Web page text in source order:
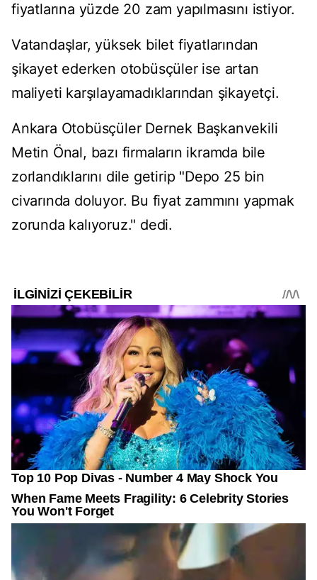
fiyatlarına yüzde 20 zam yapılmasını istiyor.
Vatandaşlar, yüksek bilet fiyatlarından
şikayet ederken otobüsçüler ise artan
maliyeti karşılayamadıklarından şikayetçi.
Ankara Otobüsçüler Dernek Başkanvekili
Metin Önal, bazı firmaların ikramda bile
zorlandıklarını dile getirip "Depo 25 bin
civarında doluyor. Bu fiyat zammını yapmak
zorunda kalıyoruz." dedi.